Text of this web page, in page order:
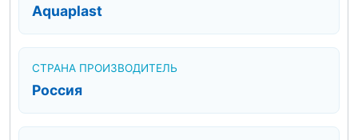
Aquaplast
СТРАНА ПРОИЗВОДИТЕЛЬ
Россия